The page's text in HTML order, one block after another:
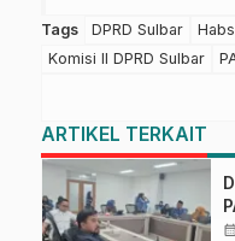
Tags DPRD Sulbar
Komisi II DPRD Sulbar
ARTIKEL TERKAIT
calendar_month